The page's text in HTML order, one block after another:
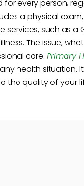
every person,
a physical
such as a
The issue,
care. Primary
health situation.
the quality of your